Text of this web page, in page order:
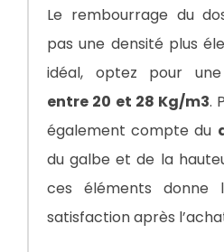
Le rembourrage du
pas une densité plus
idéal, optez pour
entre 20 et 28 Kg/m3.
également compte du
du galbe et de la
ces éléments donne
satisfaction après